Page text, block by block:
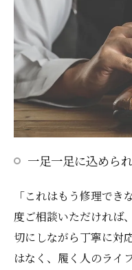
一足一足に込めら
「これはもう修理で
度ご相談いただければ
切にしながら丁寧に対
はなく、履く人のライ